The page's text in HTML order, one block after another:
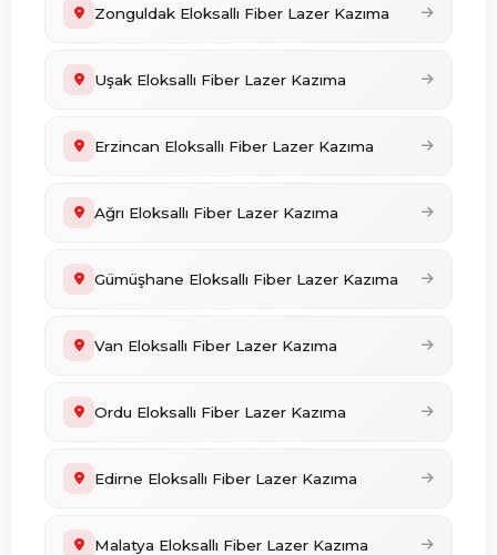
Zonguldak Eloksallı Fiber Lazer Kazıma
Uşak Eloksallı Fiber Lazer Kazıma
Erzincan Eloksallı Fiber Lazer Kazıma
Ağrı Eloksallı Fiber Lazer Kazıma
Gümüşhane Eloksallı Fiber Lazer Kazıma
Van Eloksallı Fiber Lazer Kazıma
Ordu Eloksallı Fiber Lazer Kazıma
Edirne Eloksallı Fiber Lazer Kazıma
Malatya Eloksallı Fiber Lazer Kazıma